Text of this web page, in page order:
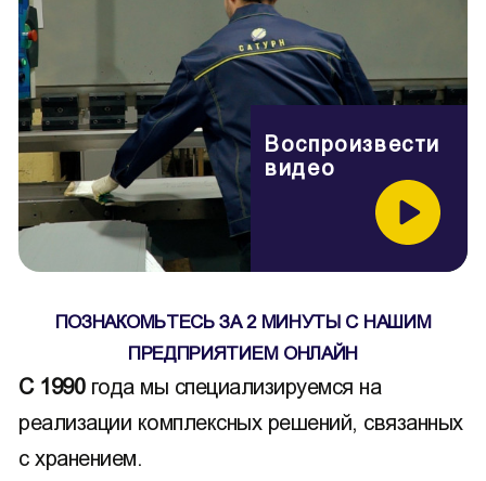
Воспроизвести
видео
ПОЗНАКОМЬТЕСЬ ЗА 2 МИНУТЫ С НАШИМ
ПРЕДПРИЯТИЕМ ОНЛАЙН
С 1990 года мы специализируемся на
реализации комплексных решений, связанных
с хранением.